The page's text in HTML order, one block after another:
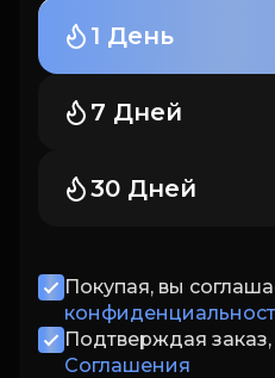
1 День
7 Дней
30 Дней
Покупая, вы
Подтверждая
Соглашения